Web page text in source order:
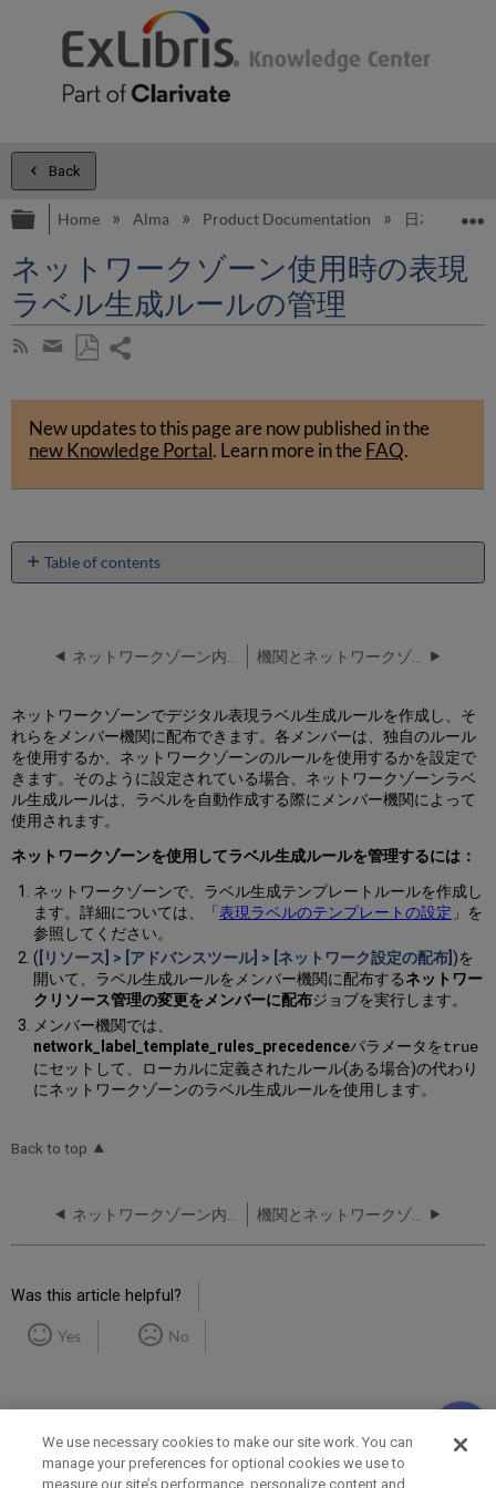
Back
Expand/collapse global hierarchy
Home Alma Product Documentation 日本語
ネットワークゾーン使用時の表現
ラベル生成ルールの管理
Subscribe
RSS
Share
by
email
as
PDF
New updates to this page are now published in the
new Knowledge Portal. Learn more in theFAQ.
Table of contents
No
ネットワークゾーンでデジタル表現ラベル生成ルールを作成し、そ
れらをメンバー機関に配布できます。各メンバーは、独自のルール
を使用するか、ネットワークゾーンのルールを使用するかを設定で
きます。そのように設定されている場合、ネットワークゾーンラベ
ル生成ルールは、ラベルを自動作成する際にメンバー機関によって
使用されます。
ネットワークゾーンを使用してラベル生成ルールを管理するには：
ネットワークゾーンで、ラベル生成テンプレートルールを作成し
ます。詳細については、「 表現ラベルのテンプレートの設定 」を
参照してください。
( [リソース] > [アドバンスツール] > [ネットワーク設定の配布] )を
開いて、ラベル生成ルールをメンバー機関に配布するネットワー
クリソース管理の変更をメンバーに配布ジョブを実行します。
メンバー機関では、
network_label_template_rules_precedenceパラメータをtrue
にセットして、ローカルに定義されたルール(ある場合)の代わり
にネットワークゾーンのラベル生成ルールを使用します。
Back to top
Was this article helpful?
Yes No
We use necessary cookies to make our site work. You can
manage your preferences for optional cookies we use to
measure our site’s performance, personalize content and